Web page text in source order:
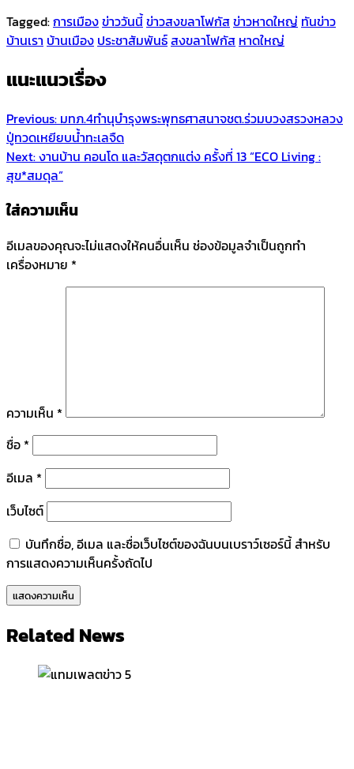
Tagged:การเมืองข่าววันนี้ข่าวสงขลาโฟกัสข่าวหาดใหญ่ ทันข่าว
บ้านเรา บ้านเมือง ประชาสัมพันธ์สงขลาโฟกัส หาดใหญ่
แนะแนวเรื่อง
Previous: มทภ.4ทำนุบำรุงพระพุทธศาสนาจชต.ร่วมบวงสรวงหลวง
ปู่ทวดเหยียบน้ำทะเลจืด
Next:งานบ้าน คอนโด และวัสดุตกแต่ง ครั้งที่ 13 “ECO Living :
สุข*สมดุล”
ใส่ความเห็น
อีเมลของคุณจะไม่แสดงให้คนอื่นเห็น ช่องข้อมูลจำเป็นถูกทำ
เครื่องหมาย *
ความเห็น *
ชื่อ *
อีเมล *
เว็บไซต์
บันทึกชื่อ, อีเมล และชื่อเว็บไซต์ของฉันบนเบราว์เซอร์นี้ สำหรับ
การแสดงความเห็นครั้งถัดไป
Related News